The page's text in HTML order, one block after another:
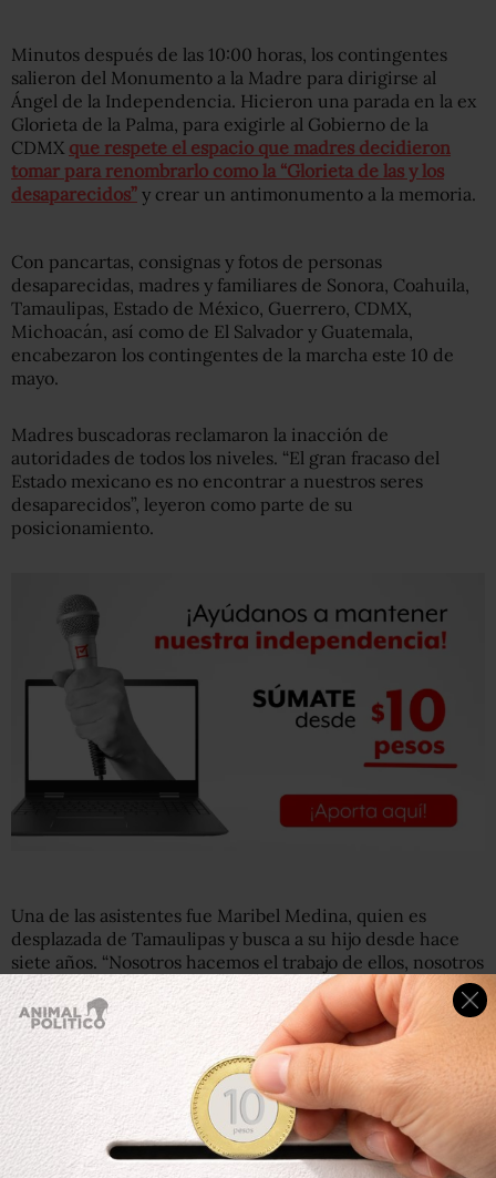
Minutos después de las 10:00 horas, los contingentes
salieron del Monumento a la Madre para dirigirse al
Ángel de la Independencia. Hicieron una parada en la ex
Glorieta de la Palma, para exigirle al Gobierno de la
CDMX que respete el espacio que madres decidieron
tomar para renombrarlo como la “Glorieta de las y los
desaparecidos” y crear un antimonumento a la memoria.
Con pancartas, consignas y fotos de personas
desaparecidas, madres y familiares de Sonora, Coahuila,
Tamaulipas, Estado de México, Guerrero, CDMX,
Michoacán, así como de El Salvador y Guatemala,
encabezaron los contingentes de la marcha este 10 de
mayo.
Madres buscadoras reclamaron la inacción de
autoridades de todos los niveles. “El gran fracaso del
Estado mexicano es no encontrar a nuestros seres
desaparecidos”, leyeron como parte de su
posicionamiento.
Una de las asistentes fue Maribel Medina, quien es
desplazada de Tamaulipas y busca a su hijo desde hace
siete años. “Nosotros hacemos el trabajo de ellos, nosotros
investigamos, porque hasta ahorita no le han dado
respuesta”, dijo.
Rosa Icela, mamá de Christian Jesús Díaz, desaparecido
en marzo de este año, en Chalco, Estado de México, hizo
un llamado desesperado para encontrar a su hijo.
🔴 "¡¿Dónde están? ¿Dónde están? Nuestros hijos ¿dónde